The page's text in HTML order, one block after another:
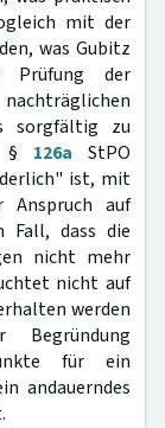
mit der
was Gubitz
Prüfung der
sorgfältig zu
§ 126a StPO
ist, mit
Anspruch auf
Fall, dass die
nicht mehr
nicht auf
werden
für ein
andauerndes